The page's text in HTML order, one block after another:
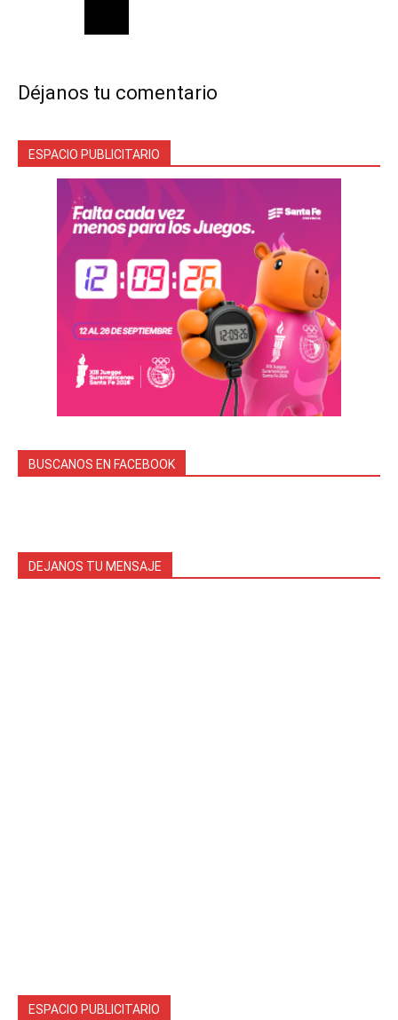
Déjanos tu comentario
ESPACIO PUBLICITARIO
BUSCANOS EN FACEBOOK
DEJANOS TU MENSAJE
ESPACIO PUBLICITARIO